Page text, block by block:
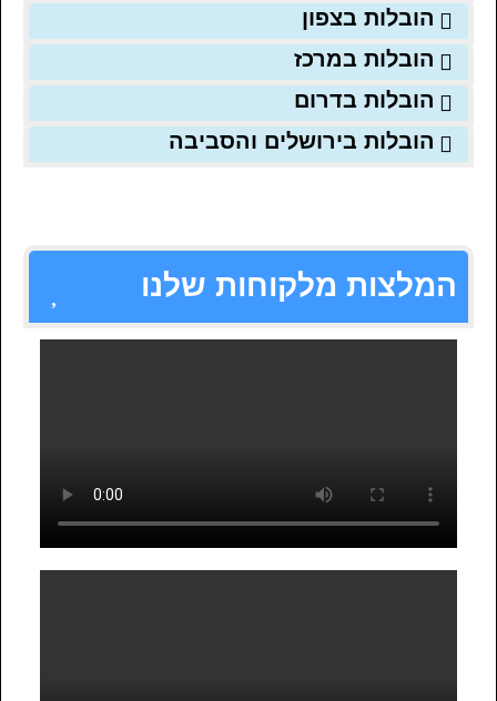
הובלות בצפון
הובלות במרכז
הובלות בדרום
הובלות בירושלים והסביבה
המלצות מלקוחות שלנו